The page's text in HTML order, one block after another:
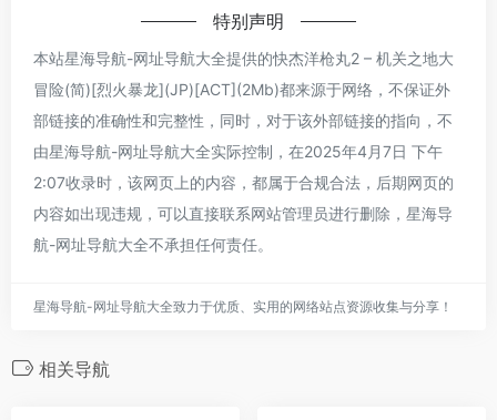
特别声明
本站星海导航-网址导航大全提供的快杰洋枪丸2 – 机关之地大
冒险(简)[烈火暴龙](JP)[ACT](2Mb)都来源于网络，不保证外
部链接的准确性和完整性，同时，对于该外部链接的指向，不
由星海导航-网址导航大全实际控制，在2025年4月7日 下午
2:07收录时，该网页上的内容，都属于合规合法，后期网页的
内容如出现违规，可以直接联系网站管理员进行删除，星海导
航-网址导航大全不承担任何责任。
星海导航-网址导航大全致力于优质、实用的网络站点资源收集与分享！
相关导航